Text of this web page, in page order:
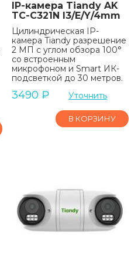
IP-камера Tiandy AK
TC-C321N I3/E/Y/4mm
Цилиндрическая IP-
камера Tiandy разрешение
2 МП с углом обзора 100°
со встроенным
микрофоном и Smart ИК-
подсветкой до 30 метров.
3490 ₽ Уточнить
В КОРЗИНУ